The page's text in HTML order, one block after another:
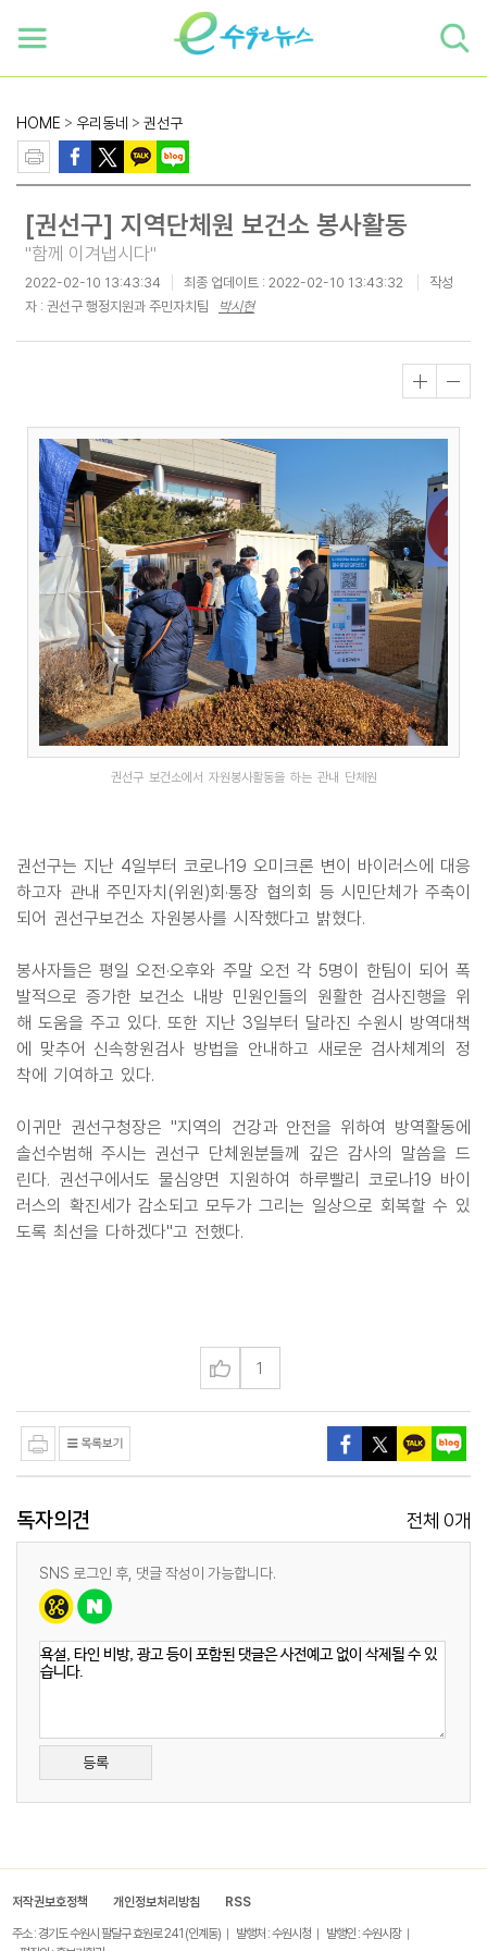
HOME > 우리동네 > 권선구
[권선구] 지역단체원 보건소 봉사활동
"함께 이겨냅시다"
2022-02-10 13:43:34 최종 업데이트 : 2022-02-10 13:43:32
작성
자 : 권선구 행정지원과 주민자치팀
박시현
권선구 보건소에서 자원봉사활동을 하는 관내 단체원
권선구는 지난 4일부터 코로나19 오미크론 변이 바이러스에 대응
하고자 관내 주민자치(위원)회·통장 협의회 등 시민단체가 주축이
되어 권선구보건소 자원봉사를 시작했다고 밝혔다.
봉사자들은 평일 오전·오후와 주말 오전 각 5명이 한팀이 되어 폭
발적으로 증가한 보건소 내방 민원인들의 원활한 검사진행을 위
해 도움을 주고 있다. 또한 지난 3일부터 달라진 수원시 방역대책
에 맞추어 신속항원검사 방법을 안내하고 새로운 검사체계의 정
착에 기여하고 있다.
이귀만 권선구청장은 "지역의 건강과 안전을 위하여 방역활동에
솔선수범해 주시는 권선구 단체원분들께 깊은 감사의 말씀을 드
린다. 권선구에서도 물심양면 지원하여 하루빨리 코로나19 바이
러스의 확진세가 감소되고 모두가 그리는 일상으로 회복할 수 있
도록 최선을 다하겠다"고 전했다.
1
독자의견 전체 0개
SNS 로그인 후, 댓글 작성이 가능합니다.
등록
저작권보호정책 개인정보처리방침 RSS
주소 : 경기도 수원시 팔달구 효원로 241 (인계동) 발행처 : 수원시청
발행인 : 수원시장